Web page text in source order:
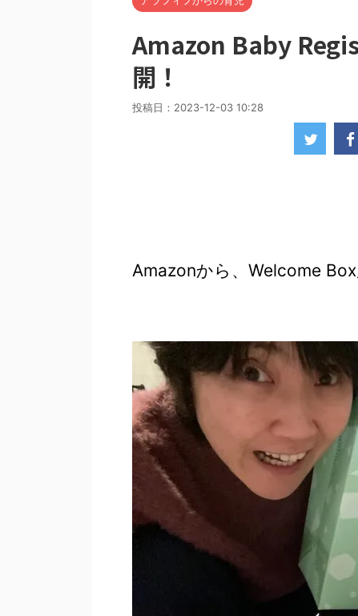
Amazon Baby
開！
投稿日： 2023-12-03 10:28
Amazonから、Welcome Box